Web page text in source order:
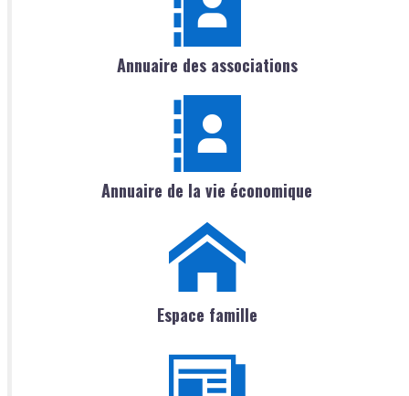
Annuaire des associations
Annuaire de la vie économique
Espace famille